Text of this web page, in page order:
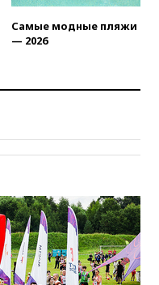
в аэропорту
Движение по
мосту
второй раз за
Самые модные пляжи
— 2026